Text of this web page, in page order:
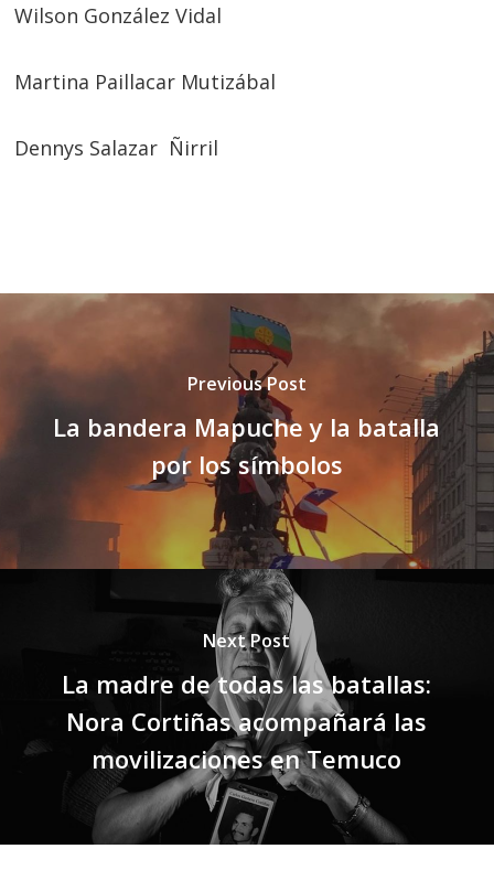
Wilson González Vidal
Martina Paillacar Mutizábal
Dennys Salazar Ñirril
Previous Post
La bandera Mapuche y la batalla
por los símbolos
Next Post
La madre de todas las batallas:
Nora Cortiñas acompañará las
movilizaciones en Temuco